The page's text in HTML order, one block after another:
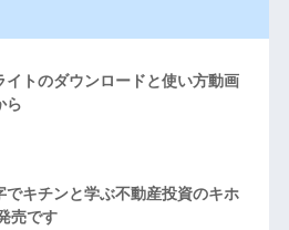
イトのダウンロードと使い方動画
ら
でキチンと学ぶ不動産投資のキホ
売です